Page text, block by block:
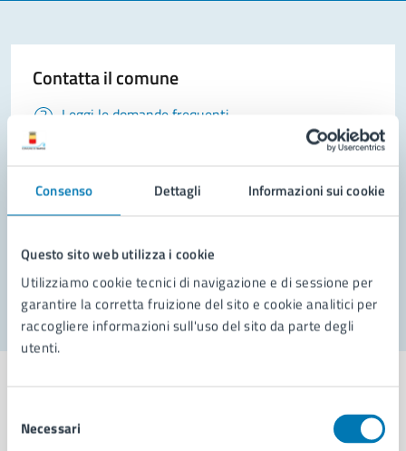
Consenso Dettagli Informazioni sui cookie
Questo sito web utilizza i cookie
Utilizziamo cookie tecnici di navigazione e di sessione per
garantire la corretta fruizione del sito e cookie analitici per
raccogliere informazioni sull'uso del sito da parte degli
utenti.
delNecessari
Contatta il comune
Leggi le domande frequenti
Prenota appuntamento
Segnala disservizio